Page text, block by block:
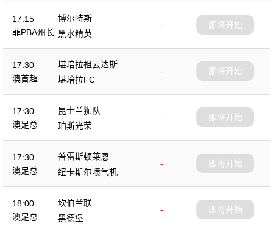
17:15
菲PBA州长
博尔特斯
-
黑水精英
即将开始
17:30
澳首超
堪培拉祖云达斯
-
堪培拉FC
即将开始
17:30
澳足总
昆士兰狮队
-
珀斯光荣
即将开始
17:30
澳足总
普雷斯顿莱恩
-
纽卡斯尔喷气机
即将开始
18:00
澳足总
坎伯兰联
-
黑德堡
即将开始